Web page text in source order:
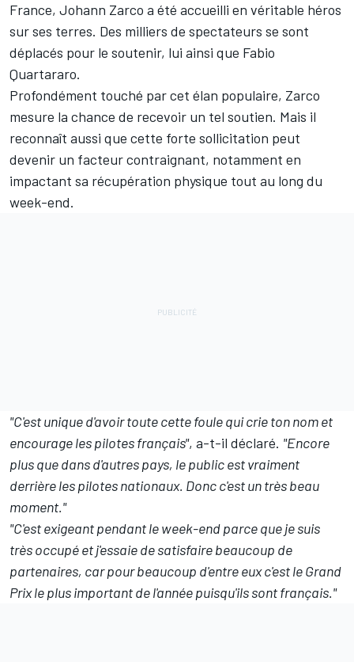
France, Johann Zarco a été accueilli en véritable héros
sur ses terres. Des milliers de spectateurs se sont
déplacés pour le soutenir, lui ainsi que Fabio
Quartararo.
Profondément touché par cet élan populaire, Zarco
mesure la chance de recevoir un tel soutien. Mais il
reconnaît aussi que cette forte sollicitation peut
devenir un facteur contraignant, notamment en
impactant sa récupération physique tout au long du
week-end.
"C'est unique d'avoir toute cette foule qui crie ton nom et
encourage les pilotes français", a-t-il déclaré. "Encore
plus que dans d'autres pays, le public est vraiment
derrière les pilotes nationaux. Donc c'est un très beau
moment."
"C'est exigeant pendant le week-end parce que je suis
très occupé et j'essaie de satisfaire beaucoup de
partenaires, car pour beaucoup d'entre eux c'est le Grand
Prix le plus important de l'année puisqu'ils sont français."